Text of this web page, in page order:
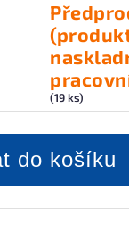
(19 ks)
do košíku